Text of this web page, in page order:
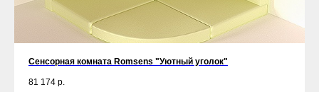
Сенсорная комната Romsens "Уютный уголок"
81 174 р.